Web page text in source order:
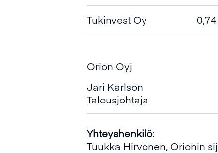
Tukinvest Oy
Orion Oyj
Jari Karlson
Talousjohtaja
Yhteyshenkilö:
Tuukka Hirvonen, Orionin